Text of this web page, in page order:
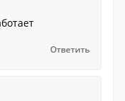
Ответить